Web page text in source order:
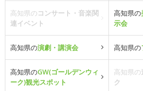
高知県のコンサート・音楽関
連イベント
高知県の
示会
高知県の演劇・講演会 高知県の
高知県のGW(ゴールデンウィ
ーク)観光スポット
高知県の
ク